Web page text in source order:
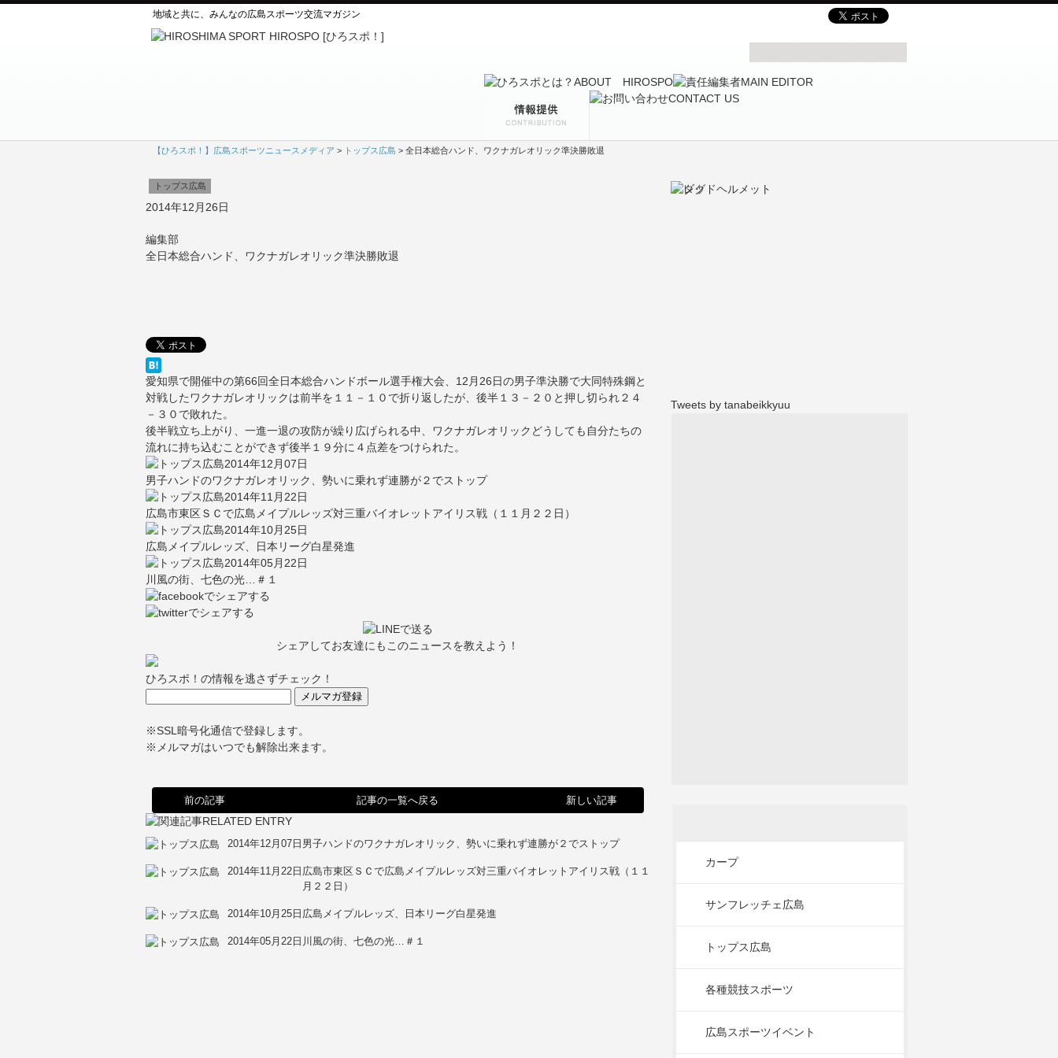
地域と共に、みんなの広島スポーツ交流マガジン
【ひろスポ！】広島スポーツニュースメディア > トップス広島 > 全日本総合ハンド、ワクナガレオリック準決勝敗退
トップス広島
2014年12月26日
編集部
全日本総合ハンド、ワクナガレオリック準決勝敗退
愛知県で開催中の第66回全日本総合ハンドボール選手権大会、12月26日の男子準決勝で大同特殊鋼と
対戦したワクナガレオリックは前半を１１－１０で折り返したが、後半１３－２０と押し切られ２４
－３０で敗れた。
後半戦立ち上がり、一進一退の攻防が繰り広げられる中、ワクナガレオリックどうしても自分たちの
流れに持ち込むことができず後半１９分に４点差をつけられた。
2014年12月07日
男子ハンドのワクナガレオリック、勢いに乗れず連勝が２でストップ
2014年11月22日
広島市東区ＳＣで広島メイプルレッズ対三重バイオレットアイリス戦（１１月２２日）
2014年10月25日
広島メイプルレッズ、日本リーグ白星発進
2014年05月22日
川風の街、七色の光…＃１
シェアしてお友達にもこのニュースを教えよう！
ひろスポ！の情報を逃さずチェック！
※SSL暗号化通信で登録します。
※メルマガはいつでも解除出来ます。
前の記事 記事の一覧へ戻る 新しい記事
2014年12月07日 男子ハンドのワクナガレオリック、勢いに乗れず連勝が２でストップ
2014年11月22日 広島市東区ＳＣで広島メイプルレッズ対三重バイオレットアイリス戦（１１
月２２日）
2014年10月25日 広島メイプルレッズ、日本リーグ白星発進
2014年05月22日 川風の街、七色の光…＃１
Tweets by tanabeikkyuu
カープ
サンフレッチェ広島
トップス広島
各種競技スポーツ
広島スポーツイベント